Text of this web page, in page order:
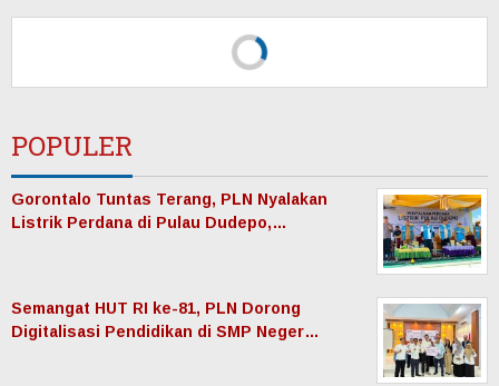
Provinsi Gorontalo
POPULER
Gorontalo Tuntas Terang, PLN Nyalakan
Listrik Perdana di Pulau Dudepo,…
Semangat HUT RI ke-81, PLN Dorong
Digitalisasi Pendidikan di SMP Neger…